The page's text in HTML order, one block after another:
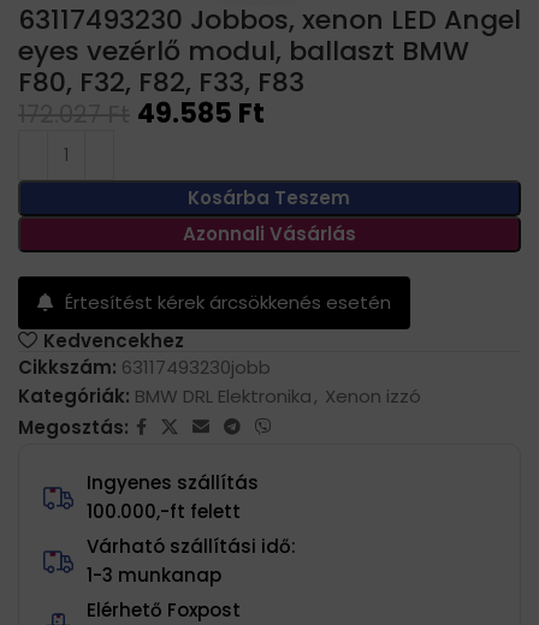
63117493230 Jobbos, xenon LED Angel
eyes vezérlő modul, ballaszt BMW
F80, F32, F82, F33, F83
49.585 Ft
Kosárba Teszem
Azonnali Vásárlás
Értesítést kérek árcsökkenés esetén
Kedvencekhez
Cikkszám: 63117493230jobb
Kategóriák: BMW DRL Elektronika, Xenon izzó
Megosztás:
Ingyenes szállítás
100.000,-ft felett
Várható szállítási idő:
1-3 munkanap
Elérhető Foxpost